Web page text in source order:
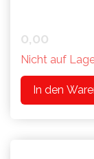
0,00
Nicht auf
In den